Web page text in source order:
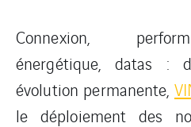
Connexion,
énergétique, datas :
évolution permanente,
le déploiement des